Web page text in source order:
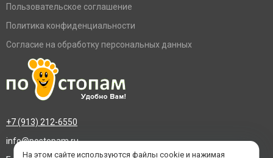
Пользовательское соглашение
Политика конфиденциальности
Согласие на обработку персональных данных
+7 (913) 212-6550
info@postopam.ru
На этом сайте используются файлы cookie и нажимая